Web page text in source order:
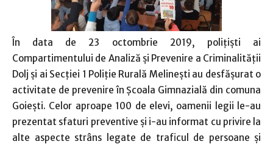
În data de 23 octombrie 2019, poliţişti ai
Compartimentului de Analiză şi Prevenire a Criminalităţii
Dolj şi ai Secţiei 1 Poliţie Rurală Melineşti au desfăşurat o
activitate de prevenire în Şcoala Gimnazială din comuna
Goieşti. Celor aproape 100 de elevi, oamenii legii le-au
prezentat sfaturi preventive şi i-au informat cu privire la
alte aspecte strâns legate de traficul de persoane şi